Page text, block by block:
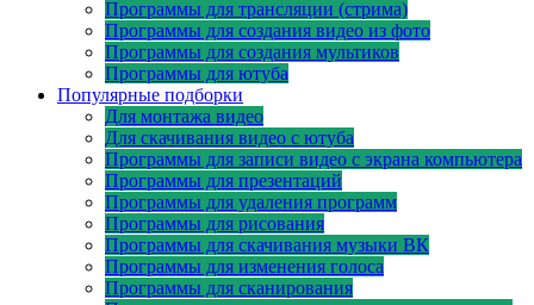
Программы для трансляции (стрима)
Программы для создания видео из фото
Программы для создания мультиков
Программы для ютуба
Популярные подборки
Для монтажа видео
Для скачивания видео с ютуба
Программы для записи видео с экрана компьютера
Программы для презентаций
Программы для удаления программ
Программы для рисования
Программы для скачивания музыки ВК
Программы для изменения голоса
Программы для сканирования